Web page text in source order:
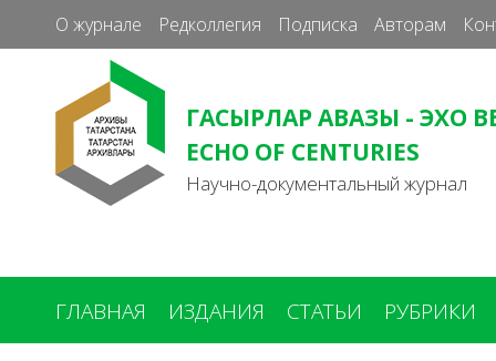
О журнале Редколлегия Подписка Авторам
ГАСЫРЛАР АВАЗЫ - ЭХО
ECHO OF CENTURIES
Научно-документальный журнал
ГЛАВНАЯ ИЗДАНИЯ СТАТЬИ РУБРИКИ